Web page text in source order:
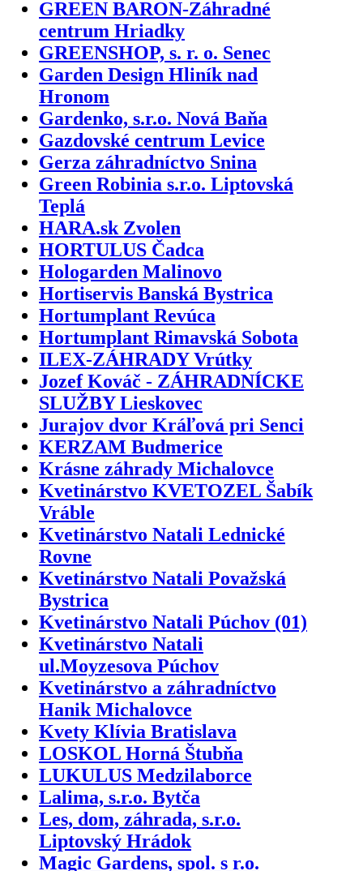
GREEN BARON-Záhradné
centrum Hriadky
GREENSHOP, s. r. o. Senec
Garden Design Hliník nad
Hronom
Gardenko, s.r.o. Nová Baňa
Gazdovské centrum Levice
Gerza záhradníctvo Snina
Green Robinia s.r.o. Liptovská
Teplá
HARA.sk Zvolen
HORTULUS Čadca
Hologarden Malinovo
Hortiservis Banská Bystrica
Hortumplant Revúca
Hortumplant Rimavská Sobota
ILEX-ZÁHRADY Vrútky
Jozef Kováč - ZÁHRADNÍCKE
SLUŽBY Lieskovec
Jurajov dvor Kráľová pri Senci
KERZAM Budmerice
Krásne záhrady Michalovce
Kvetinárstvo KVETOZEL Šabík
Vráble
Kvetinárstvo Natali Lednické
Rovne
Kvetinárstvo Natali Považská
Bystrica
Kvetinárstvo Natali Púchov (01)
Kvetinárstvo Natali
ul.Moyzesova Púchov
Kvetinárstvo a záhradníctvo
Hanik Michalovce
Kvety Klívia Bratislava
LOSKOL Horná Štubňa
LUKULUS Medzilaborce
Lalima, s.r.o. Bytča
Les, dom, záhrada, s.r.o.
Liptovský Hrádok
Magic Gardens, spol. s r.o.